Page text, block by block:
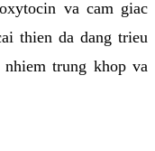
va cam giac
thien da dang trieu
trung khop va